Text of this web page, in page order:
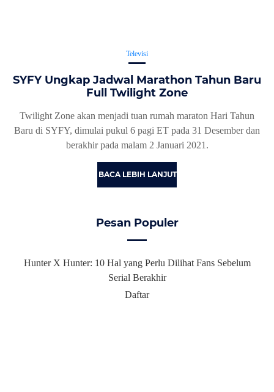
Televisi
SYFY Ungkap Jadwal Marathon Tahun Baru
Full Twilight Zone
Twilight Zone akan menjadi tuan rumah maraton Hari Tahun
Baru di SYFY, dimulai pukul 6 pagi ET pada 31 Desember dan
berakhir pada malam 2 Januari 2021.
BACA LEBIH LANJUT
Pesan Populer
Hunter X Hunter: 10 Hal yang Perlu Dilihat Fans Sebelum
Serial Berakhir
Daftar